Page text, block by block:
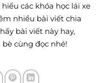
các khóa học lái xe
nhiều bài viết chia
bài viết này hay,
cùng đọc nhé!